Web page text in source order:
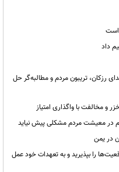
است
داد
تریبون مردم و مطالبه‌گر حل
و مخالفت با واگذاری امتیاز
در معیشت مردم مشکلی پیش نیاید
در یمن
را بپذیرید و به تعهدات خود عمل